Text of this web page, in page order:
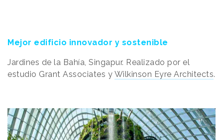
Mejor edificio innovador y sostenible
Jardines de la Bahía, Singapur. Realizado por el
estudio Grant Associates y Wilkinson Eyre Architects.